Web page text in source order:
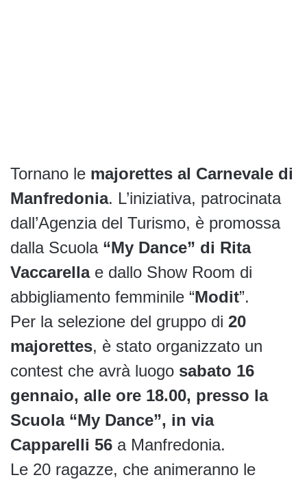
Tornano le majorettes al Carnevale di
Manfredonia. L’iniziativa, patrocinata
dall’Agenzia del Turismo, è promossa
dalla Scuola “My Dance” di Rita
Vaccarellae dallo Show Room di
abbigliamento femminile “Modit”.
Per la selezione del gruppo di 20
majorettes, è stato organizzato un
contest che avrà luogo sabato 16
gennaio, alle ore 18.00, presso la
Scuola “My Dance”, in via
Capparelli 56 a Manfredonia.
Le 20 ragazze, che animeranno le